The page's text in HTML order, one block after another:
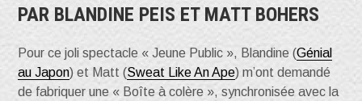
PAR BLANDINE PEIS ET MATT BOHERS
Pour ce joli spectacle « Jeune Public », Blandine (Génial
au Japon) et Matt (Sweat Like An Ape) m’ont demandé
de fabriquer une « Boîte à colère », synchronisée avec la